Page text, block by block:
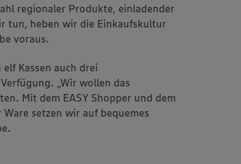
regionaler Produkte, einladender
tun, heben wir die Einkaufskultur
voraus.
Kassen auch drei
„Wir wollen das
Mit dem EASY Shopper und dem
setzen wir auf bequemes